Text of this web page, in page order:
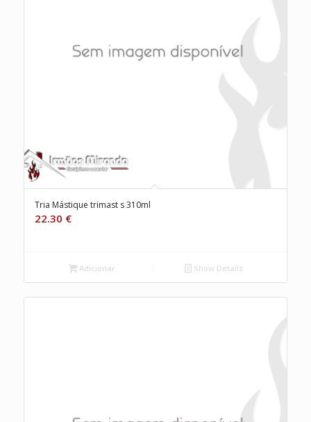
Tria Mástique trimast s 310ml
22.30 €
Adicionar Show Details